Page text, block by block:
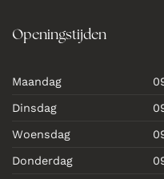
Openingstijden
Maandag
Dinsdag
Woensdag
Donderdag